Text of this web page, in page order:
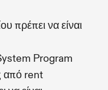
πρέπει να είναι
Program
από rent